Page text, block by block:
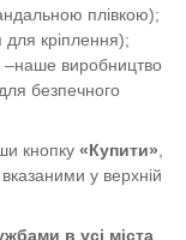
плівкою);
для кріплення);
–наше виробництво
безпечного
кнопку «Купити»
у верхній
в усі міста